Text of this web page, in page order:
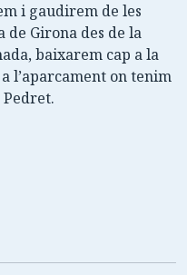
i gaudirem de les
de Girona des de la
baixarem cap a la
l’aparcament on tenim